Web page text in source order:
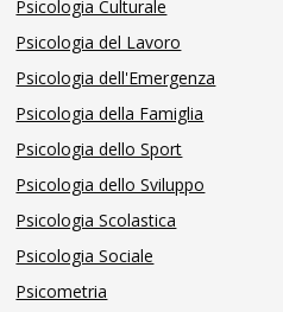
Psicologia Culturale
Psicologia del Lavoro
Psicologia dell'Emergenza
Psicologia della Famiglia
Psicologia dello Sport
Psicologia dello Sviluppo
Psicologia Scolastica
Psicologia Sociale
Psicometria